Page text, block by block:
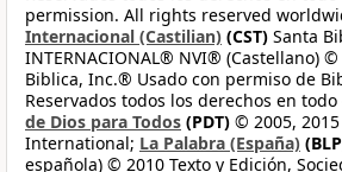
permission. All rights reserved
Internacional (Castilian) (CST) Santa
INTERNACIONAL® NVI® (Castellano)
Biblica, Inc.® Usado con permiso de
Reservados todos los derechos en
de Dios para Todos (PDT) © 2005,
International; La Palabra (España)
española) © 2010 Texto y Edición,